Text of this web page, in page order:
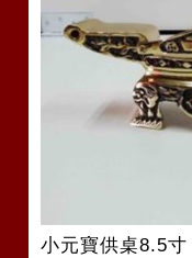
小元寶供桌8.5寸